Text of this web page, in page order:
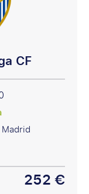
CF
252 €